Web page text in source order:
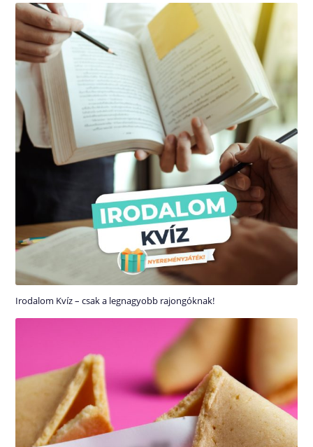
Irodalom Kvíz – csak a legnagyobb rajongóknak!